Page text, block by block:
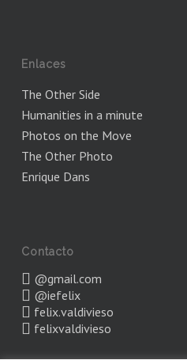
Enlaces
The Other Side
Humanities in a minute
Photos on the Move
The Other Photo
Enrique Dans
Contacto
@gmail.com
@iefelix
felix.valdivieso
felixvaldivieso